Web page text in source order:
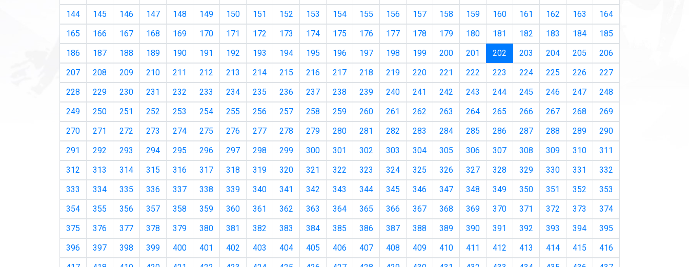
144
145 146 147 148 149 150 151 152 153 154 155 156 157 158 159 160 161 162 163
164
165
166 167 168 169 170 171 172 173 174 175 176 177 178 179 180 181 182 183 184
185
186
187 188 189 190 191 192 193 194 195 196 197 198 199 200 201 202 (current)
203 204 205
206
207
208 209 210 211 212 213 214 215 216 217 218 219 220 221 222 223 224 225 226
227
228
229 230 231 232 233 234 235 236 237 238 239 240 241 242 243 244 245 246 247
248
249
250 251 252 253 254 255 256 257 258 259 260 261 262 263 264 265 266 267 268
269
270
271 272 273 274 275 276 277 278 279 280 281 282 283 284 285 286 287 288 289
290
291
292 293 294 295 296 297 298 299 300 301 302 303 304 305 306 307 308 309 310
311
312
313 314 315 316 317 318 319 320 321 322 323 324 325 326 327 328 329 330 331
332
333
334 335 336 337 338 339 340 341 342 343 344 345 346 347 348 349 350 351 352
353
354
355 356 357 358 359 360 361 362 363 364 365 366 367 368 369 370 371 372 373
374
375
376 377 378 379 380 381 382 383 384 385 386 387 388 389 390 391 392 393 394
395
396
397 398 399 400 401 402 403 404 405 406 407 408 409 410 411 412 413 414 415
416